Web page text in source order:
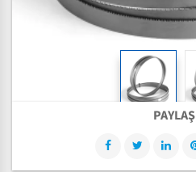
PAYLAŞ